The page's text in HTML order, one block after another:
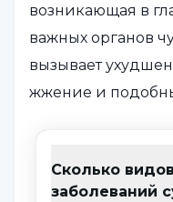
возникающая в
важных органов
вызывает
жжение и
Ощущение
Сколько
заболеваний